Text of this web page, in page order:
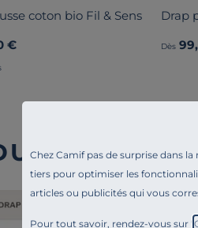
Chez Camif pas de surprise dans
tiers pour optimiser les
articles ou publicités qui vous
Pour tout savoir, rendez-vous sur "
coton bio Fil & Sens
€
Drap
Dès
Référence :
Vivez au